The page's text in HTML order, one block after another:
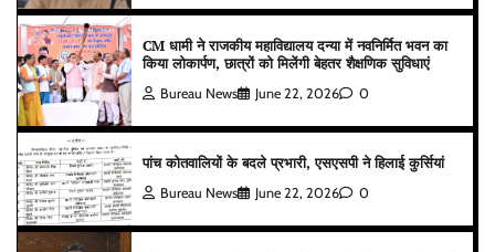
CM धामी ने राजकीय महाविद्यालय दन्या में नवनिर्मित भवन का
किया लोकार्पण, छात्रों को मिलेंगी बेहतर शैक्षणिक सुविधाएं
Bureau News June 22, 2026 0
पांच कोतवालियों के बदले प्रभारी, एसएसपी ने हिलाई कुर्सियां
Bureau News June 22, 2026 0